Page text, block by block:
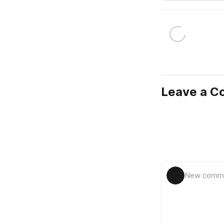
Leave a